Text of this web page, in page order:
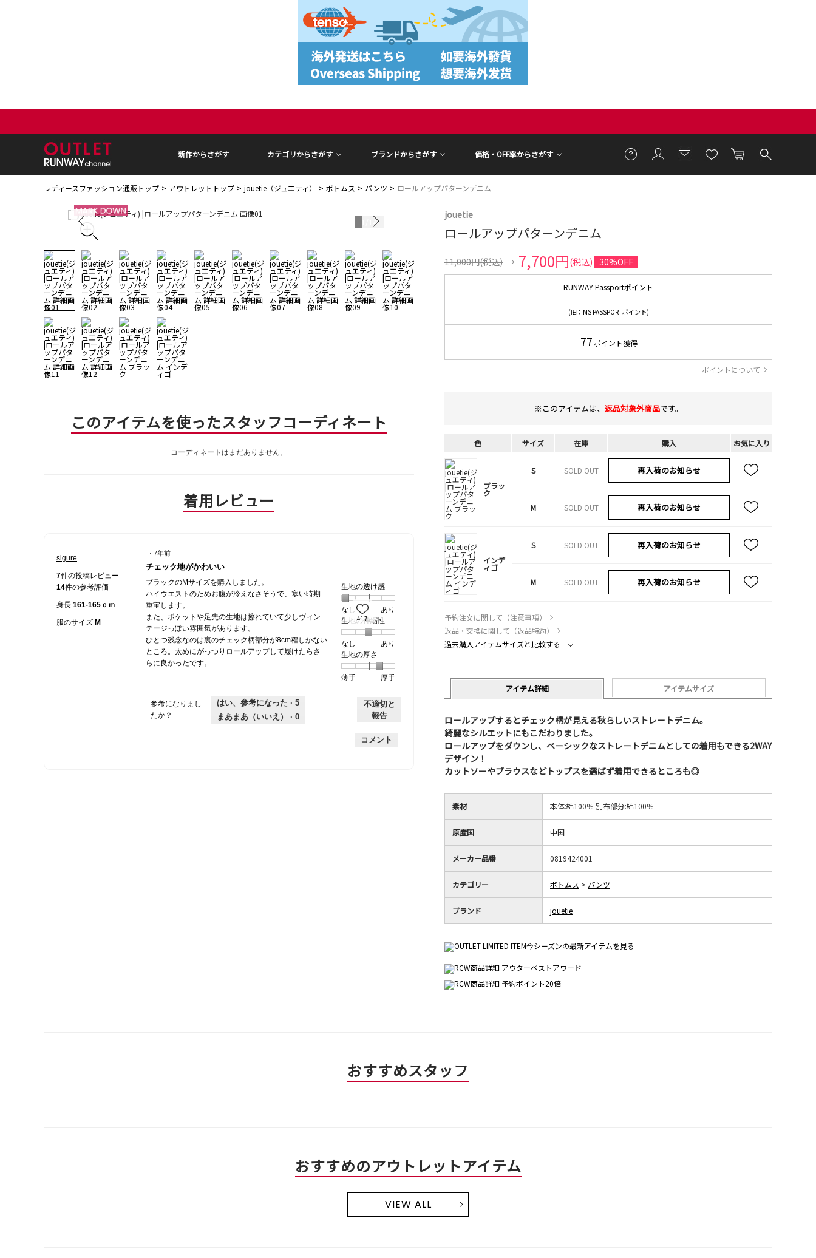
新作からさがす カテゴリからさがす ブランドからさがす 価格・OFF率からさがす
レディースファッション通販トップ アウトレットトップ jouetie（ジュエティ） ボトムス パンツ ロールアップパターンデニム
417
1 14
このアイテムを使ったスタッフコーディネート
コーディネートはまだありません。
着用レビュー
sigure
7件の投稿レビュー
14件の参考評価
身長 161-165ｃｍ
服のサイズ M
3
／
5
個
で
す。
· 7年前
チェック地がかわいい
ブラックのMサイズを購入しました。
ハイウエストのためお腹が冷えなさそうで、寒い時期
重宝します。
また、ポケットや足先の生地は擦れていて少しヴィン
テージっぽい雰囲気があります。
ひとつ残念なのは裏のチェック柄部分が8cm程しかない
ところ。太めにがっつりロールアップして履けたらさ
らに良かったです。
生地の透け感
なし
星
1
個
な
し
あり
5
の
評
は
あ
生
地
の
け
感,
的
な
価
生地の伸縮性
なし
1
個
し
あり
の
評
あ
り
地
の
性,
平
的
生地の厚さ
薄手
個
は
手
厚手
評
価
厚
の
厚
平
参考になりまし
たか？
はい、参考になった · 5
まあまあ（いいえ） · 0
不適切と
報告
コメント
jouetie
ロールアップパターンデニム
11,000円(税込) → 7,700円(税込) 30%OFF
RUNWAY Passportポイント
(旧：MS PASSPORTポイント)
77ポイント獲得
ポイントについて
※このアイテムは、 返品対象外商品です。
色 サイズ 在庫 購入 お気に入り
ブラッ
ク
S SOLD OUT 再入荷のお知らせ
M SOLD OUT 再入荷のお知らせ
インデ
ィゴ
S SOLD OUT 再入荷のお知らせ
M SOLD OUT 再入荷のお知らせ
予約注文に関して（注意事項）
返品・交換に関して（返品特約）
過去購入アイテムサイズと比較する
アイテム詳細 アイテムサイズ
ロールアップするとチェック柄が見える秋らしいストレートデニム。
綺麗なシルエットにもこだわりました。
ロールアップをダウンし、ベーシックなストレートデニムとしての着用もできる2WAY
デザイン！
カットソーやブラウスなどトップスを選ばず着用できるところも◎
素材 本体:綿100％ 別布部分:綿100％
原産国 中国
メーカー品番 0819424001
カテゴリー ボトムス > パンツ
ブランド jouetie
おすすめスタッフ
おすすめのアウトレットアイテム
VIEW ALL